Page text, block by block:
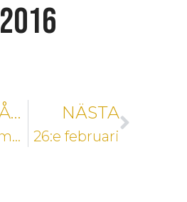
2016
FÖREGÅENDE
31:a december
NÄSTA
26:e februari